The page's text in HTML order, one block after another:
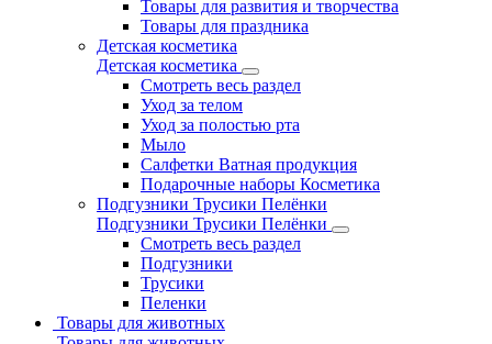
Товары для развития и творчества
Товары для праздника
Детская косметика
Детская косметика
Смотреть весь раздел
Уход за телом
Уход за полостью рта
Мыло
Салфетки Ватная продукция
Подарочные наборы Косметика
Подгузники Трусики Пелёнки
Подгузники Трусики Пелёнки
Смотреть весь раздел
Подгузники
Трусики
Пеленки
Товары для животных